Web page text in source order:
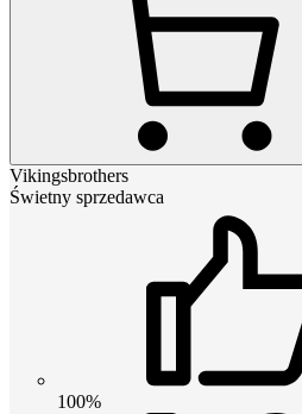
Vikingsbrothers
Świetny sprzedawca
100%